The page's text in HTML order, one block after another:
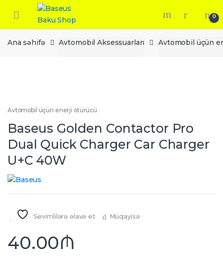
navigation
content
0
Ana səhifə Avtomobil Aksessuarları Avtomobil üçün
Avtomobil üçün enerji ötürücü
Baseus Golden Contactor Pro
Dual Quick Charger Car Charger
U+C 40W
Sevimlilərə əlavə et Müqayisə
40.00₼